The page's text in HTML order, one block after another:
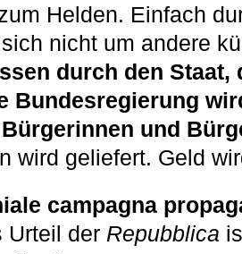
Helden. Einfach
nicht um andere
durch den Staat,
Bundesregierung
und
wird geliefert. Geld
campagna
Urteil der Repubblica